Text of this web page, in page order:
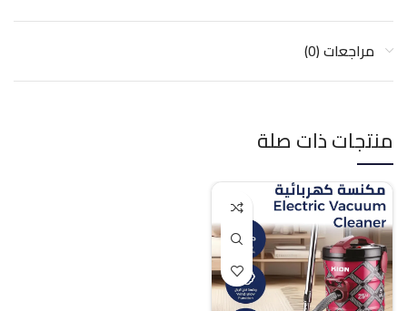
مراجعات (0)
منتجات ذات صلة